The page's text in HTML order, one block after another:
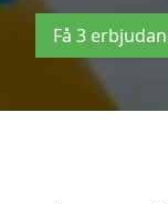
Få 3